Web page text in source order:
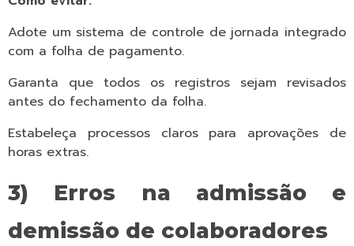
Adote um sistema de controle de jornada integrado
com a folha de pagamento.
Garanta que todos os registros sejam revisados
antes do fechamento da folha.
Estabeleça processos claros para aprovações de
horas extras.
3) Erros na admissão e
demissão de colaboradores